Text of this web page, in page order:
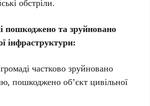
обстріли.
пошкоджено та зруйновано
інфраструктури:
частково зруйновано
пошкоджено об’єкт цивільної